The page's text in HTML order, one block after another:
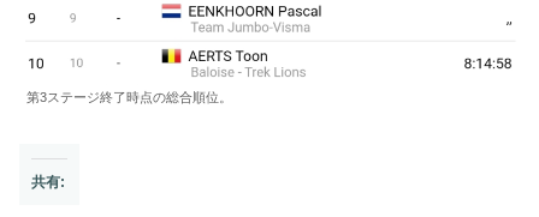
第3ステージ終了時点の総合順位。
共有: